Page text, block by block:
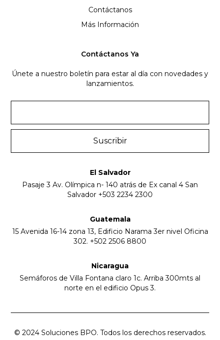
Contáctanos
Más Información
Contáctanos Ya
Únete a nuestro boletín para estar al día con novedades y
lanzamientos.
El Salvador
Pasaje 3 Av. Olímpica n- 140 atrás de Ex canal 4 San
Salvador +503 2234 2300
Guatemala
15 Avenida 16-14 zona 13, Edificio Narama 3er nivel Oficina
302. +502 2506 8800
Nicaragua
Semáforos de Villa Fontana claro 1c. Arriba 300mts al
norte en el edificio Opus 3.
© 2024 Soluciones BPO. Todos los derechos reservados.